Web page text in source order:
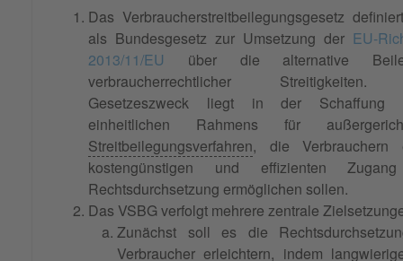
Das Verbraucherstreitbeilegungsgesetz
als Bundesgesetz zur Umsetzung der EU-
2013/11/EU über die alternative
verbraucherrechtlicher
Gesetzeszweck liegt in der Schaffung
einheitlichen Rahmens für
Streitbeilegungsverfahren, die Verbrauchern
kostengünstigen und effizienten
Rechtsdurchsetzung ermöglichen sollen.
Das VSBG verfolgt mehrere zentrale
Zunächst soll es die
Verbraucher erleichtern, indem